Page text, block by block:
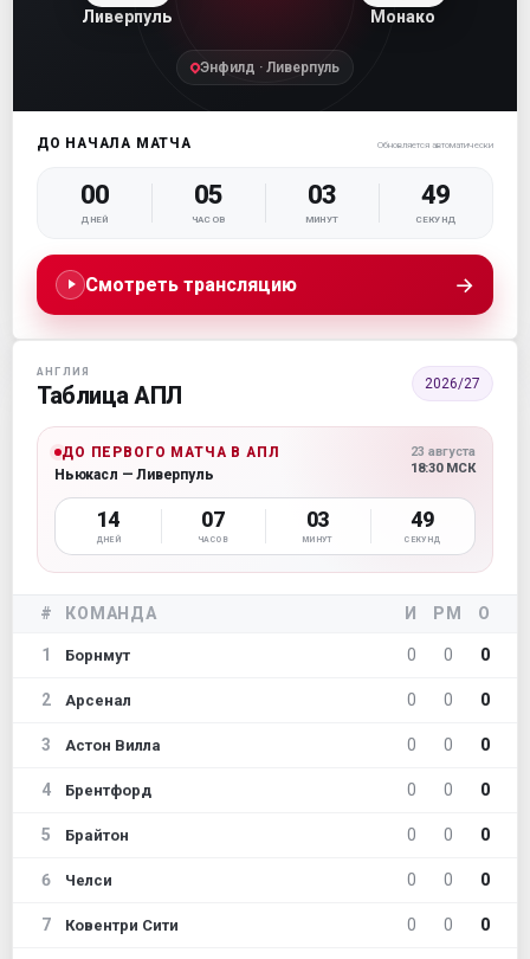
Ливерпуль Монако
Энфилд · Ливерпуль
ДО НАЧАЛА МАТЧА Обновляется автоматически
00
ДНЕЙ
05
ЧАСОВ
03
МИНУТ
49
СЕКУНД
Смотреть трансляцию →
АНГЛИЯ
Таблица АПЛ 2026/27
ДО ПЕРВОГО МАТЧА В АПЛ
Ньюкасл — Ливерпуль
23 августа
18:30 МСК
14
ДНЕЙ
07
ЧАСОВ
03
МИНУТ
49
СЕКУНД
# КОМАНДА И РМ О
1 Борнмут 0 0 0
2 Арсенал 0 0 0
3 Астон Вилла 0 0 0
4 Брентфорд 0 0 0
5 Брайтон 0 0 0
6 Челси 0 0 0
7 Ковентри Сити 0 0 0